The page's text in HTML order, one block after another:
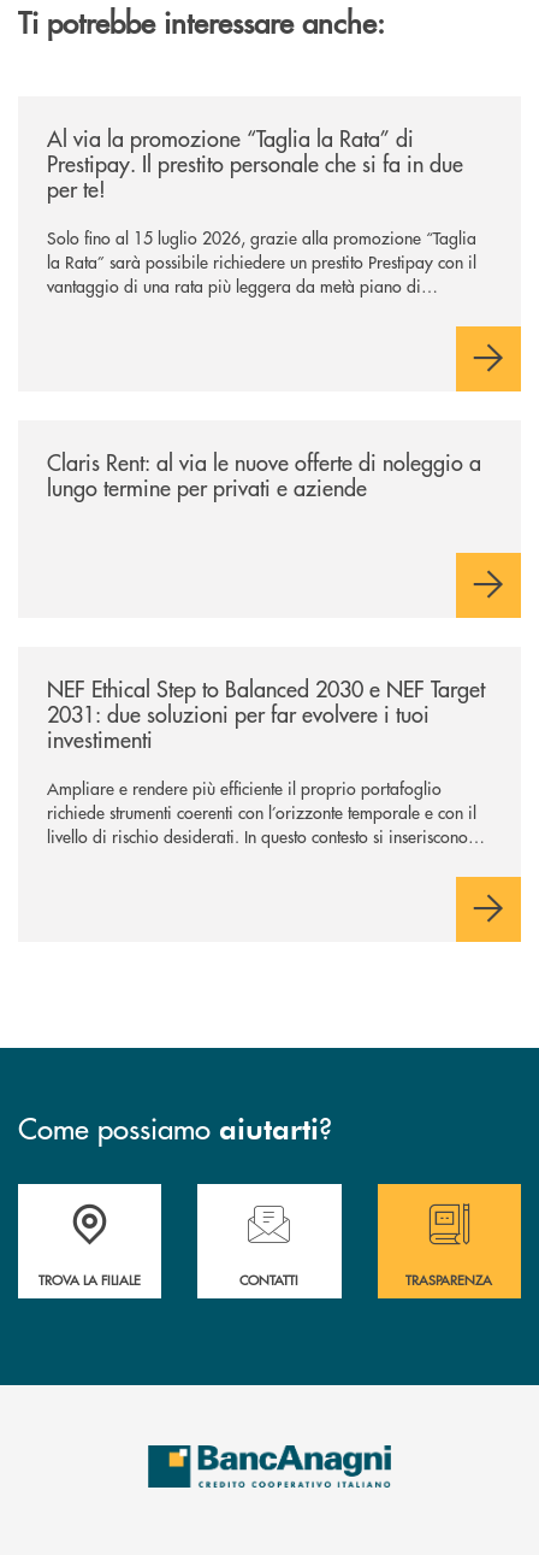
Ti potrebbe interessare anche:
Al via la promozione “Taglia la Rata” di
Prestipay. Il prestito personale che si fa in due
per te!
Solo fino al 15 luglio 2026, grazie alla promozione “Taglia
la Rata” sarà possibile richiedere un prestito Prestipay con il
vantaggio di una rata più leggera da metà piano di
Claris Rent: al via le nuove offerte di noleggio a
lungo termine per privati e aziende
NEF Ethical Step to Balanced 2030 e NEF Target
2031: due soluzioni per far evolvere i tuoi
investimenti
Ampliare e rendere più efficiente il proprio portafoglio
richiede strumenti coerenti con l’orizzonte temporale e con il
livello di rischio desiderati. In questo contesto si inseriscono
soluzioni tra loro complementari, pensate per accompagnare
Come possiamo aiutarti?
Accedi all' elenco completo delle filiali
TROVA LA FILIALE
Hai bisogno di assistenza immediata ?
CONTATTI
Hai bisogno di
TRASPARENZA